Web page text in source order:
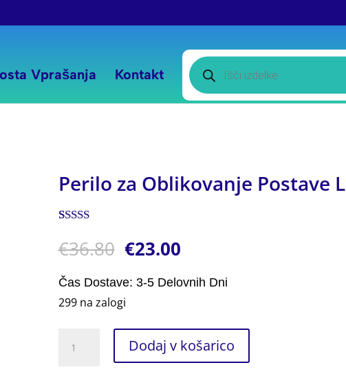
Vprašanja Kontakt
Products
search
Perilo za Oblikovanje Postave L
5.00 od 5 na
podlagi
stranke
€36.80 €23.00
Čas Dostave: 3-5 Delovnih Dni
299 na zalogi
Dodaj v košarico